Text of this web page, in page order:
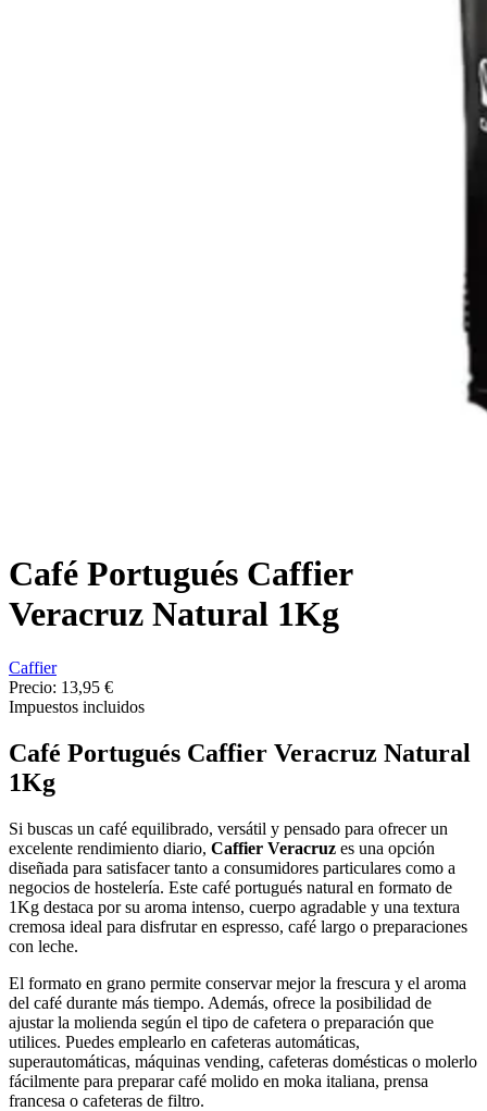
Café Portugués Caffier
Veracruz Natural 1Kg
Caffier
Precio: 13,95 €
Impuestos incluidos
Café Portugués Caffier Veracruz Natural
1Kg
Si buscas un café equilibrado, versátil y pensado para ofrecer un
excelente rendimiento diario, Caffier Veracruz es una opción
diseñada para satisfacer tanto a consumidores particulares como a
negocios de hostelería. Este café portugués natural en formato de
1Kg destaca por su aroma intenso, cuerpo agradable y una textura
cremosa ideal para disfrutar en espresso, café largo o preparaciones
con leche.
El formato en grano permite conservar mejor la frescura y el aroma
del café durante más tiempo. Además, ofrece la posibilidad de
ajustar la molienda según el tipo de cafetera o preparación que
utilices. Puedes emplearlo en cafeteras automáticas,
superautomáticas, máquinas vending, cafeteras domésticas o molerlo
fácilmente para preparar café molido en moka italiana, prensa
francesa o cafeteras de filtro.